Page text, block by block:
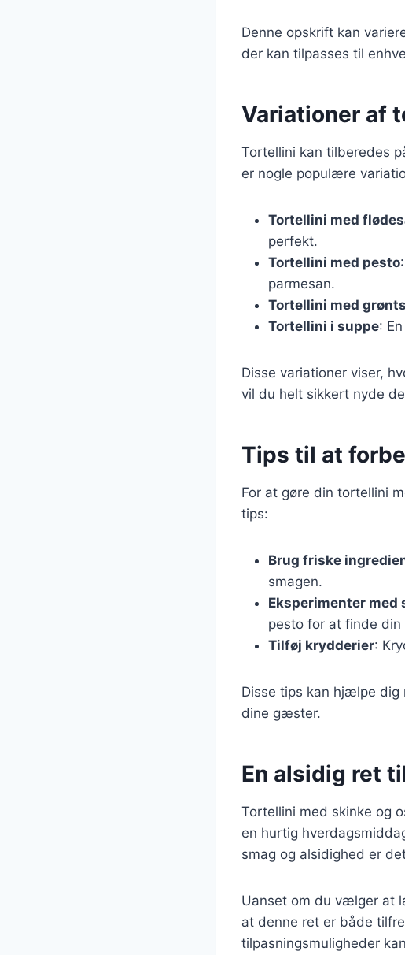
Denne opskrift kan
der kan tilpasses til
Variationer af
Tortellini kan tilberedes
er nogle populære
Tortellini med
perfekt.
Tortellini med pesto
parmesan.
Tortellini med
Tortellini i suppe:
Disse variationer viser,
vil du helt sikkert nyde
Tips til at
For at gøre din tortellini
tips:
Brug friske
smagen.
Eksperimenter med
pesto for at finde din
Tilføj krydderier:
Disse tips kan hjælpe dig
dine gæster.
En alsidig ret
Tortellini med skinke og
en hurtig
smag og alsidighed er
Uanset om du vælger at
at denne ret er både
tilpasningsmuligheder